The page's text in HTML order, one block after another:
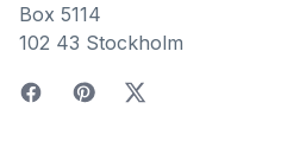
Box 5114
102 43 Stockholm